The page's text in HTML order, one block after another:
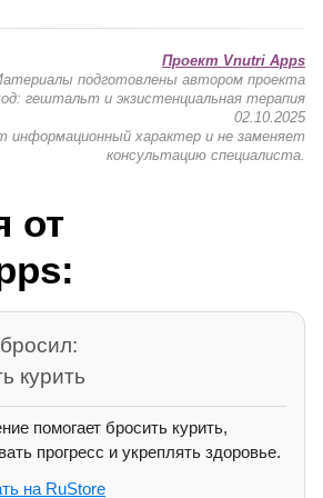
Проект Vnutri Apps
подготовлены автором проекта
гештальт и экзистенциальная терапия
02.10.2025
информационный характер и не заменяет
консультацию специалиста.
от
курить
помогает бросить курить,
прогресс и укреплять здоровье.
на RuStore